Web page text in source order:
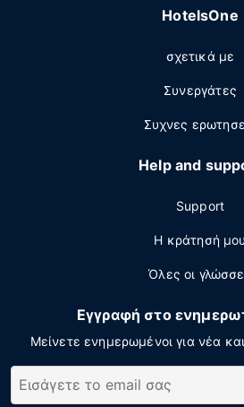
HotelsOne
σχετικά με
Συνεργάτες
Συχνες
Help and
Support
Η κράτησή μου
Όλες οι
Εγγραφή στο
Μείνετε ενημερωμένοι για νέα